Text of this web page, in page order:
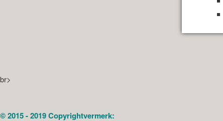
br>
© 2015 - 2019 Copyrightvermerk: